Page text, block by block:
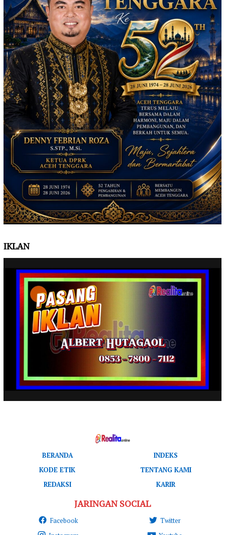
IKLAN
BERANDA
INDEKS
KODE ETIK
TENTANG KAMI
REDAKSI
KARIR
JARINGAN SOCIAL
Facebook
Twitter